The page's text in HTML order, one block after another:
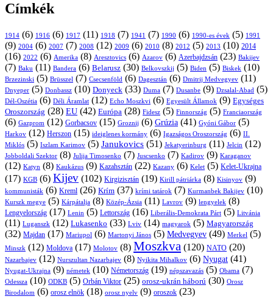
Címkék
1914 (6) 1916 (6) 1917 (11) 1918 (7) 1941 (7) 1990 (6) 1990-es évek (5) 1991
(9) 2004 (6) 2007 (7) 2008 (12) 2009 (6) 2010 (8) 2012 (5) 2013 (10) 2014
(16) 2022 (6) Amerika (8) Aresztovics (6) Azarov (6) Azerbajdzsán (23) Bakijev
(7) Baku (11) Bandera (6) Belarusz (30) Belkovszkij (5) Biden (5) Biskek (10)
Brzezinski (5) Brüsszel (7) Csecsenföld (6) Dagesztán (6) Dmitrij Medvegyev (11)
Dnyeper (5) Donbassz (10) Donyeck (33) Duma (7) Dusanbe (9) Dzsalal-Abad (5)
Dél-Oszétia (6) Déli Áramlat (12) Echo Moszkvi (6) Egyesült Államok (9) Egységes
Oroszország (28) EU (42) Európa (28) Fidesz (5) Finnország (5) Franciaország
(6) Gazprom (12) Gorbacsov (15) Groznij (6) Grúzia (41) Gyóni Gábor (5)
Harkov (12) Herszon (15) ideiglenes kormány (6) Igazságos Oroszország (6) II.
Miklós (5) Iszlam Karimov (5) Janukovics (51) Jekatyerinburg (11) Jelcin (12)
Jobboldali Szektor (8) Julija Timosenko (7) Juscsenko (7) Kadirov (9) Karaganov
(12) Katyn (8) Kaukázus (9) Kazahsztán (22) Kazany (6) Kelet (5) Kelet-Ukrajna
(17) KGB (6) Kijev (102) Kirgizisztán (19) Kirill pátriárka (8) Kisinyov (9)
kommunisták (6) Kreml (26) Krím (37) krími tatárok (7) Kurmanbek Bakijev (10)
Kurszk megye (5) Kárpátalja (8) Közép-Ázsia (11) Lavrov (9) lengyelek (8)
Lengyelország (17) Lenin (5) Lettország (16) Liberális-Demokrata Párt (5) Litvánia
(11) Luganszk (12) Lukasenko (33) Lviv (14) magyarok (5) Magyarország
(32) Majdan (17) Mariupol (6) Martonyi János (5) Medvegyev (49) Merkel (5)
Minszk (12) Moldova (17) Molotov (8) Moszkva (120) NATO (20)
Nazarbajev (12) Nurszultan Nazarbajev (8) Nyikita Mihalkov (6) Nyugat (41)
Nyugat-Ukrajna (9) németek (10) Németország (19) népszavazás (5) Obama (7)
Odessza (10) ODKB (5) Orbán Viktor (25) orosz-ukrán háború (30) Orosz
Birodalom (6) orosz elnök (18) orosz nyelv (9) oroszok (23)